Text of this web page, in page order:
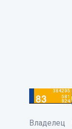
Владелец